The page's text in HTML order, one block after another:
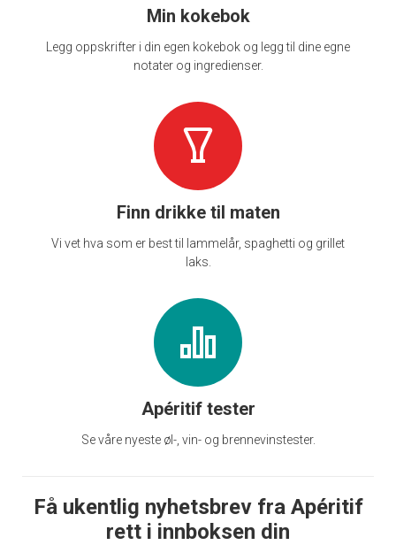
Min kokebok
Legg oppskrifter i din egen kokebok og legg til dine egne
notater og ingredienser.
Finn drikke til maten
Vi vet hva som er best til lammelår, spaghetti og grillet
laks.
Apéritif tester
Se våre nyeste øl-, vin- og brennevinstester.
Få ukentlig nyhetsbrev fra Apéritif
rett i innboksen din